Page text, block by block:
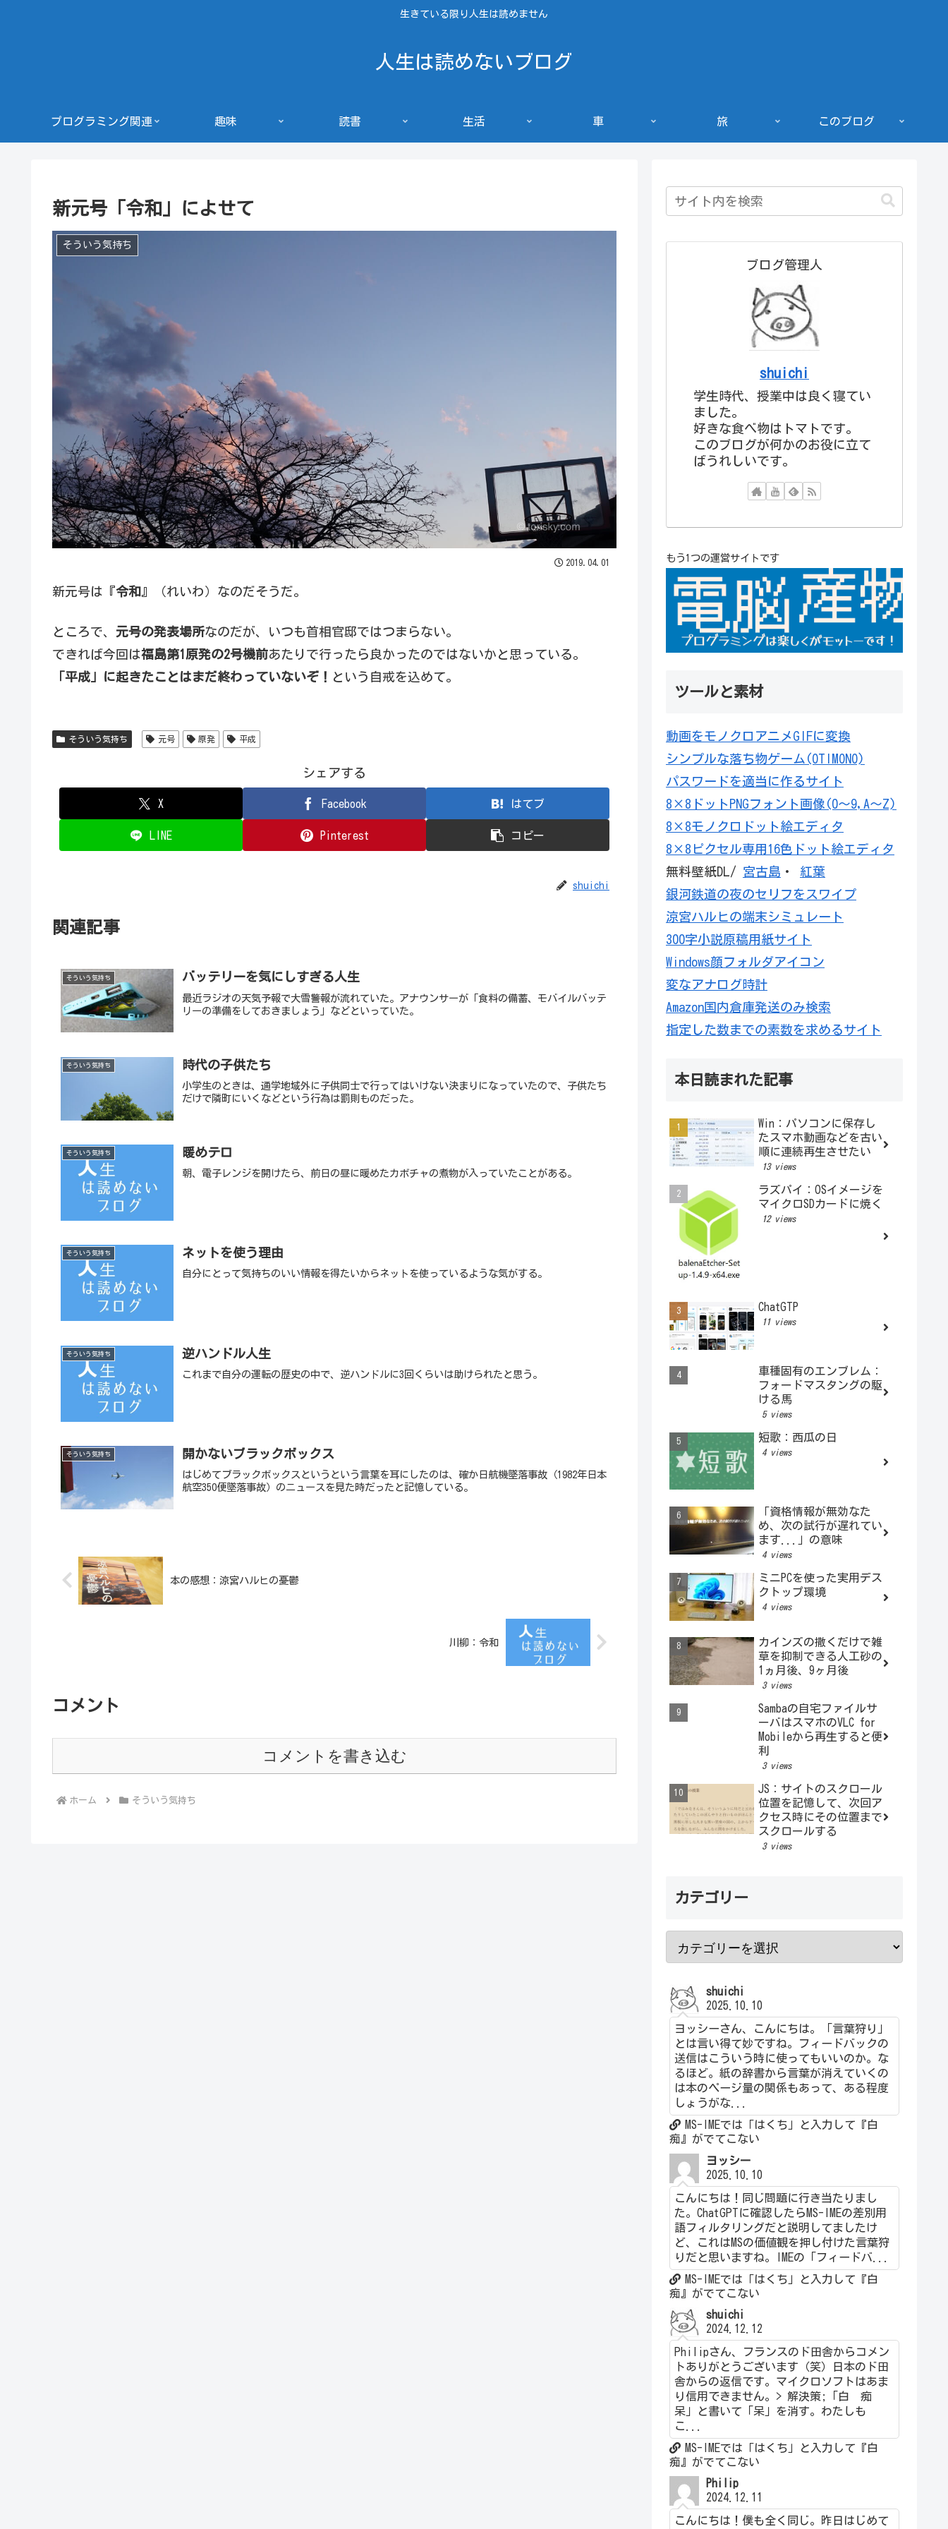
生きている限り人生は読めません
人生は読めないブログ
プログラミング関連 趣味 読書 生活 車 旅 このブログ
新元号「令和」によせて
そういう気持ち
2019.04.01
新元号は『令和 』（れいわ）なのだそうだ。
ところで、 元号の発表場所なのだが、いつも首相官邸ではつまらない。
できれば今回は福島第1原発の2号機前あたりで行ったら良かったのではないかと思っている。
「平成」に起きたことはまだ終わっていないぞ！ という自戒を込めて。
そういう気持ち 元号 原発 平成
シェアする
X Facebook はてブ
LINE Pinterest コピー
shuichi
関連記事
そういう気持ち バッテリーを気にしすぎる人生
最近ラジオの天気予報で大雪警報が流れていた。アナウンサーが「食料の備蓄、モバイルバッテ
リーの準備をしておきましょう」などといっていた。
そういう気持ち 時代の子供たち
小学生のときは、通学地域外に子供同士で行ってはいけない決まりになっていたので、子供たち
だけで隣町にいくなどという行為は罰則ものだった。
そういう気持ち 暖めテロ
朝、電子レンジを開けたら、前日の昼に暖めたカボチャの煮物が入っていたことがある。
そういう気持ち ネットを使う理由
自分にとって気持ちのいい情報を得たいからネットを使っているような気がする。
そういう気持ち 逆ハンドル人生
これまで自分の運転の歴史の中で、逆ハンドルに3回くらいは助けられたと思う。
そういう気持ち 開かないブラックボックス
はじめてブラックボックスというという言葉を耳にしたのは、確か日航機墜落事故（1982年日本
航空350便墜落事故）のニュースを見た時だったと記憶している。
本の感想：涼宮ハルヒの憂鬱
川柳：令和
コメント
コメントを書き込む
ホーム そういう気持ち
ブログ管理人
shuichi
学生時代、授業中は良く寝てい
ました。
好きな食べ物はトマトです。
このブログが何かのお役に立て
ばうれしいです。
もう1つの運営サイトです
ツールと素材
動画をモノクロアニメGIFに変換
シンプルな落ち物ゲーム(OTIMONO)
パスワードを適当に作るサイト
8×8ドットPNGフォント画像(0～9,A～Z)
8×8モノクロドット絵エディタ
8×8ピクセル専用16色ドット絵エディタ
無料壁紙DL/ 宮古島 ・ 紅葉
銀河鉄道の夜のセリフをスワイプ
涼宮ハルヒの端末シミュレート
300字小説原稿用紙サイト
Windows顔フォルダアイコン
変なアナログ時計
Amazon国内倉庫発送のみ検索
指定した数までの素数を求めるサイト
本日読まれた記事
Win：パソコンに保存し
たスマホ動画などを古い
順に連続再生させたい
13 views
ラズパイ：OSイメージを
マイクロSDカードに焼く
12 views
ChatGTP
11 views
車種固有のエンブレム：
フォードマスタングの駆
ける馬
5 views
短歌：西瓜の日
4 views
「資格情報が無効なた
め、次の試行が遅れてい
ます...」の意味
4 views
ミニPCを使った実用デス
クトップ環境
4 views
カインズの撒くだけで雑
草を抑制できる人工砂の
1ヵ月後、9ヶ月後
3 views
Sambaの自宅ファイルサ
ーバはスマホのVLC for
Mobileから再生すると便
利
3 views
JS：サイトのスクロール
位置を記憶して、次回ア
クセス時にその位置まで
スクロールする
3 views
カテゴリー
shuichi
2025.10.10
ヨッシーさん、こんにちは。「言葉狩り」
とは言い得て妙ですね。フィードバックの
送信はこういう時に使ってもいいのか。な
るほど。紙の辞書から言葉が消えていくの
は本のページ量の関係もあって、ある程度
しょうがな...
MS-IMEでは「はくち」と入力して『白
痴』がでてこない
ヨッシー
2025.10.10
こんにちは！同じ問題に行き当たりまし
た。ChatGPTに確認したらMS-IMEの差別用
語フィルタリングだと説明してましたけ
ど、これはMSの価値観を押し付けた言葉狩
りだと思いますね。IMEの「フィードバ...
MS-IMEでは「はくち」と入力して『白
痴』がでてこない
shuichi
2024.12.12
Philipさん、フランスのド田舎からコメン
トありがとうございます（笑）日本のド田
舎からの返信です。マイクロソフトはあま
り信用できません。> 解決策;「白 痴
呆」と書いて「呆」を消す。わたしも
こ...
MS-IMEでは「はくち」と入力して『白
痴』がでてこない
Philip
2024.12.11
こんにちは！僕も全く同じ。昨日はじめて